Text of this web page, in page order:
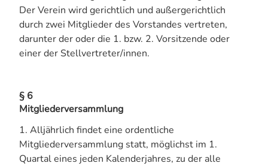
Der Verein wird gerichtlich und außergerichtlich
durch zwei Mitglieder des Vorstandes vertreten,
darunter der oder die 1. bzw. 2. Vorsitzende oder
einer der Stellvertreter/innen.
§ 6
Mitgliederversammlung
1. Alljährlich findet eine ordentliche
Mitgliederversammlung statt, möglichst im 1.
Quartal eines jeden Kalenderjahres, zu der alle